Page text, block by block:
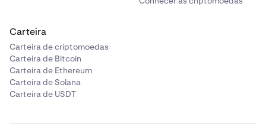
Carteira
Carteira de criptomoedas
Carteira de Bitcoin
Carteira de Ethereum
Carteira de Solana
Carteira de USDT